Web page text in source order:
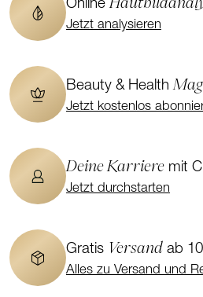
Online
Jetzt analysieren
Beauty & Health
Jetzt kostenlos
Deine Karriere mit
Jetzt durchstarten
Gratis Versand ab
Alles zu Versand und